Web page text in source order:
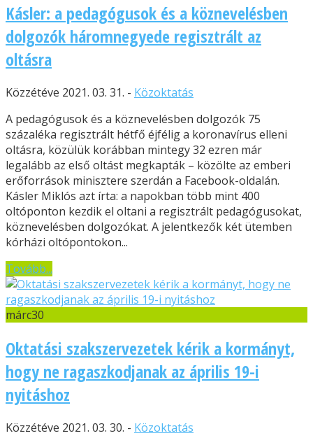
Kásler: a pedagógusok és a köznevelésben
dolgozók háromnegyede regisztrált az
oltásra
Közzétéve 2021. 03. 31. - Közoktatás
A pedagógusok és a köznevelésben dolgozók 75
százaléka regisztrált hétfő éjfélig a koronavírus elleni
oltásra, közülük korábban mintegy 32 ezren már
legalább az első oltást megkapták – közölte az emberi
erőforrások minisztere szerdán a Facebook-oldalán.
Kásler Miklós azt írta: a napokban több mint 400
oltóponton kezdik el oltani a regisztrált pedagógusokat,
köznevelésben dolgozókat. A jelentkezők két ütemben
kórházi oltópontokon...
Tovább...
márc30
Oktatási szakszervezetek kérik a kormányt,
hogy ne ragaszkodjanak az április 19-i
nyitáshoz
Közzétéve 2021. 03. 30. - Közoktatás